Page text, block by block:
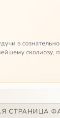
в
сколиозу,
СТРАНИЦА